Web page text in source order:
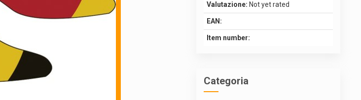
Valutazione: Not yet rated
EAN:
Item number:
Categoria